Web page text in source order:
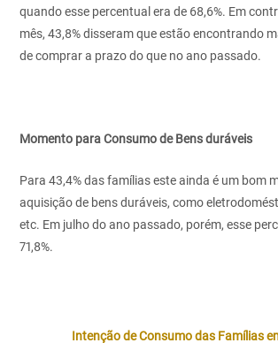
quando esse percentual era de 68,6%. Em
mês, 43,8% disseram que estão encontrando
de comprar a prazo do que no ano passado.
Momento para Consumo de Bens duráveis
Para 43,4% das famílias este ainda é um bom
aquisição de bens duráveis, como
etc. Em julho do ano passado, porém, esse
71,8%.
Intenção de Consumo das Famílias